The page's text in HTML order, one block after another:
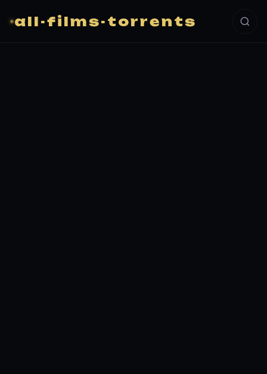
all-films-torrents